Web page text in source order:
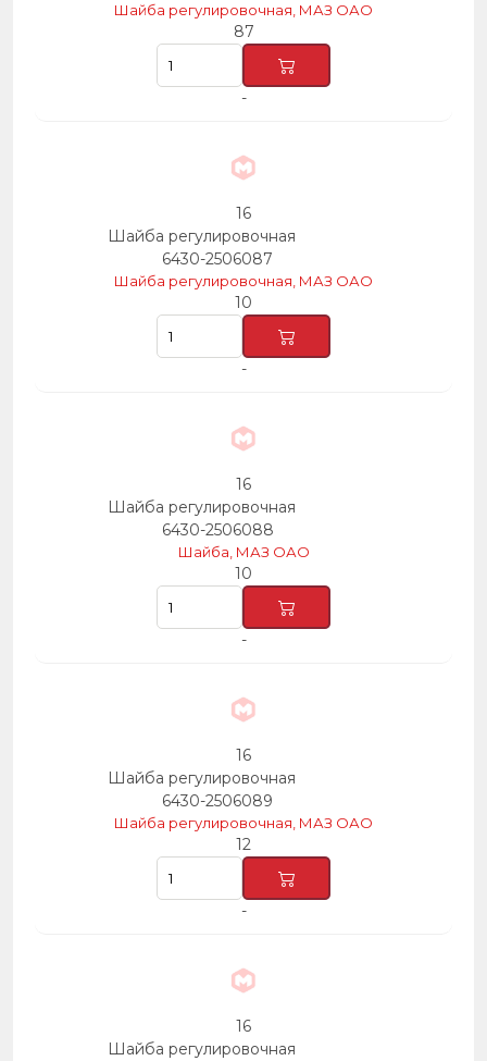
Шайба регулировочная, МАЗ ОАО
87
-
16
Шайба регулировочная
6430-2506087
Шайба регулировочная, МАЗ ОАО
10
-
16
Шайба регулировочная
6430-2506088
Шайба, МАЗ ОАО
10
-
16
Шайба регулировочная
6430-2506089
Шайба регулировочная, МАЗ ОАО
12
-
16
Шайба регулировочная